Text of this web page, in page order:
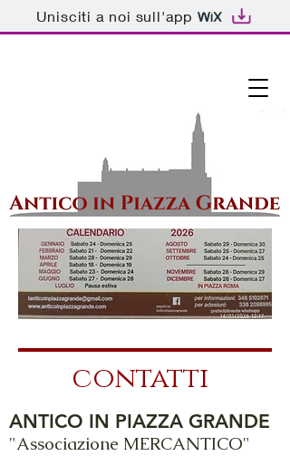
Unisciti a noi sull'app
contatti
ANTICO IN PIAZZA GRANDE
"Associazione MERCANTICO"